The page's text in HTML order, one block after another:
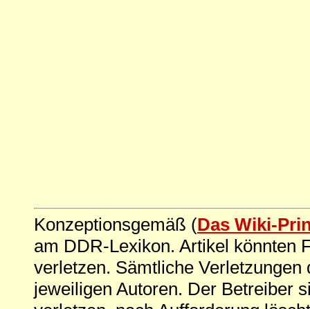
Konzeptionsgemäß (Das Wiki-
am DDR-Lexikon. Artikel könnten
verletzen. Sämtliche
jeweiligen Autoren. Der Betreiber